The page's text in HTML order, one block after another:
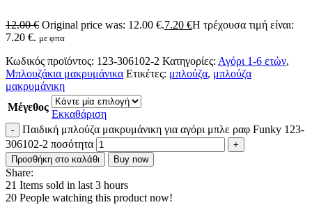
12.00€ Original price was: 12.00 €.7.20 €Η τρέχουσα τιμή είναι:
7.20 €. με φπα
Κωδικός προϊόντος: 123-306102-2 Κατηγορίες: Αγόρι 1-6 ετών,
Μπλουζάκια μακρυμάνικα Ετικέτες: μπλούζα, μπλούζα
μακρυμάνικη
Μέγεθος
Εκκαθάριση
Παιδική μπλούζα μακρυμάνικη για αγόρι μπλε ραφ Funky 123-
306102-2 ποσότητα
Προσθήκη στο καλάθι Buy now
Share:
21 Items sold in last 3 hours
20 People watching this product now!